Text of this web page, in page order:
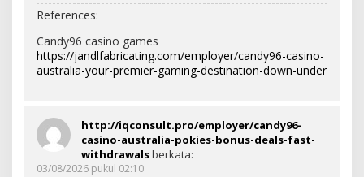
References:
Candy96 casino games
https://jandlfabricating.com/employer/candy96-casino-
australia-your-premier-gaming-destination-down-under
http://iqconsult.pro/employer/candy96-
casino-australia-pokies-bonus-deals-fast-
withdrawalsberkata:
03/08/2026 pukul 02:10